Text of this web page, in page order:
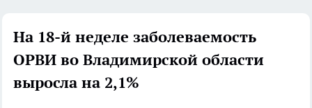
На 18-й неделе заболеваемость
ОРВИ во Владимирской области
выросла на 2,1%